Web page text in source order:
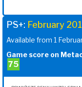
PS+: February
Available from 1
Game score on
75